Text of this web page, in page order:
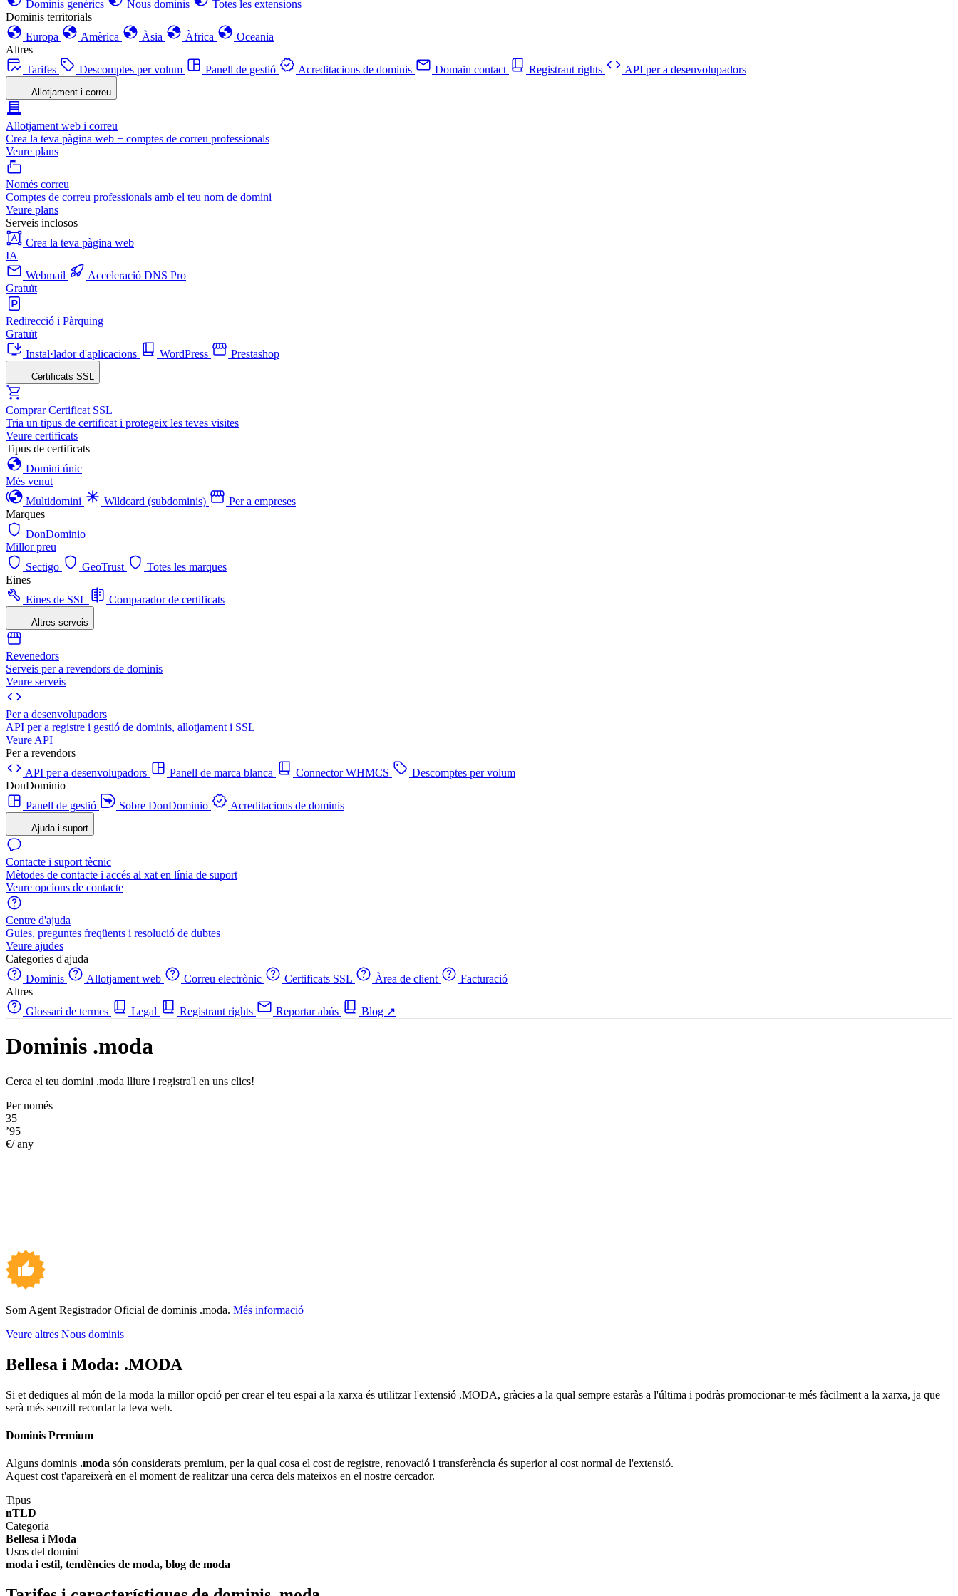
Dominis genèrics Nous dominis
Totes les extensions
Dominis territorials
Europa
Amèrica Àsia Àfrica
Oceania
Altres
Tarifes
Descomptes per volum Panell de gestió Acreditacions de dominis Domain contact Registrant rights API per a desenvolupadors
Allotjament i correu
Allotjament web i correu
Crea la teva pàgina web + comptes de correu professionals
Veure plans
Només correu
Comptes de correu professionals amb el teu nom de domini
Veure plans
Serveis inclosos
Crea la teva pàgina web
IA
Webmail
Acceleració DNS Pro
Gratuït
Redirecció i Pàrquing
Gratuït
Instal·lador d'aplicacions
WordPress Prestashop
Certificats SSL
Comprar Certificat SSL
Tria un tipus de certificat i protegeix les teves visites
Veure certificats
Tipus de certificats
Domini únic
Més venut
Multidomini
Wildcard (subdominis)
Per a empreses
Marques
DonDominio
Millor preu
Sectigo
GeoTrust
Totes les marques
Eines
Eines de SSL
Comparador de certificats
Altres serveis
Revenedors
Serveis per a revendors de dominis
Veure serveis
Per a desenvolupadors
API per a registre i gestió de dominis, allotjament i SSL
Veure API
Per a revendors
API per a desenvolupadors
Panell de marca blanca Connector WHMCS
Descomptes per volum
DonDominio
Panell de gestió
Sobre DonDominio Acreditacions de dominis
Ajuda i suport
Contacte i suport tècnic
Mètodes de contacte i accés al xat en línia de suport
Veure opcions de contacte
Centre d'ajuda
Guies, preguntes freqüents i resolució de dubtes
Veure ajudes
Categories d'ajuda
Dominis
Allotjament web Correu electrònic Certificats SSL Àrea de client
Facturació
Altres
Glossari de termes
Legal Registrant rights Reportar abús Blog ↗
Dominis .moda
Cerca el teu domini .moda lliure i registra'l en uns clics!
Per només
35
’95
€/ any
Som Agent Registrador Oficial de dominis .moda. Més informació
Veure altres Nous dominis
Bellesa i Moda: .MODA
Si et dediques al món de la moda la millor opció per crear el teu espai a la xarxa és utilitzar l'extensió .MODA, gràcies a la qual sempre estaràs a l'última i podràs promocionar-te més fàcilment a la xarxa, ja que
serà més senzill recordar la teva web.
Dominis Premium
Alguns dominis .moda són considerats premium, per la qual cosa el cost de registre, renovació i transferència és superior al cost normal de l'extensió.
Aquest cost t'apareixerà en el moment de realitzar una cerca dels mateixos en el nostre cercador.
Tipus
nTLD
Categoria
Bellesa i Moda
Usos del domini
moda i estil, tendències de moda, blog de moda